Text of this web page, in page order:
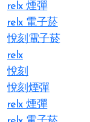
relx 煙彈
relx 電子菸
悅刻電子菸
relx
悅刻
悅刻煙彈
relx 煙彈